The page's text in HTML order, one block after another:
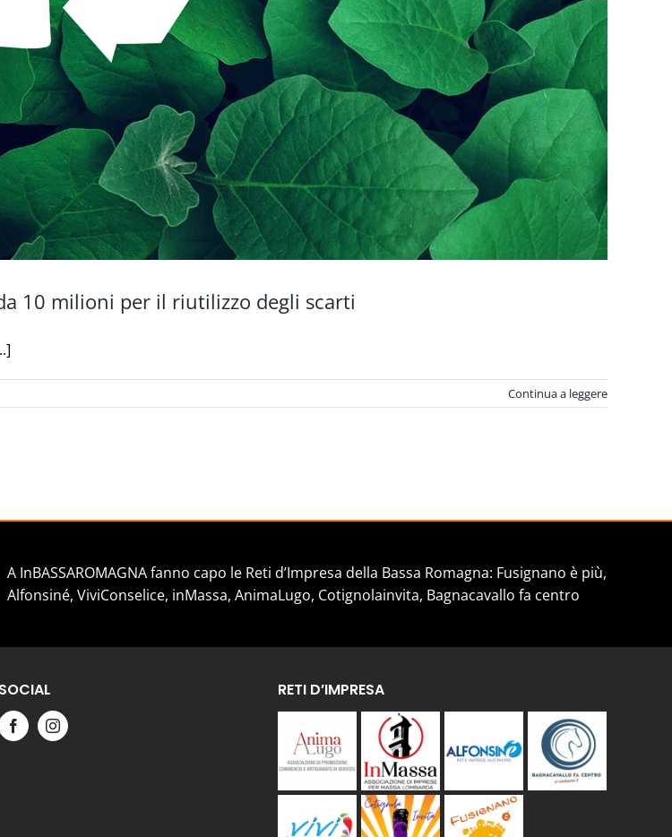
10 milioni per il riutilizzo degli scarti
Continua a leggere
A InBASSAROMAGNA fanno capo le Reti d’Impresa della Bassa Romagna: Fusignano è più,
Alfonsiné, ViviConselice, inMassa, AnimaLugo, Cotignolainvita, Bagnacavallo fa centro
SOCIAL RETI D’IMPRESA